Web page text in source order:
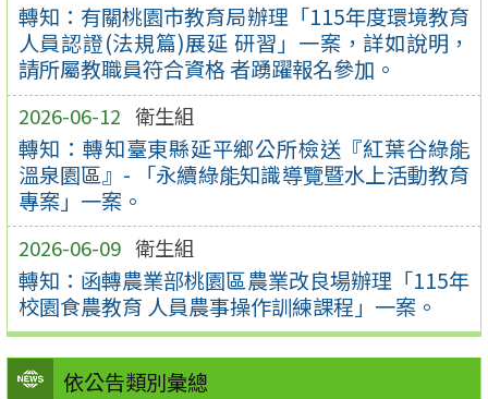
轉知：有關桃園市教育局辦理「115年度環境教育
人員認證(法規篇)展延 研習」一案，詳如說明，
請所屬教職員符合資格 者踴躍報名參加。
2026-06-12 衛生組
轉知：轉知臺東縣延平鄉公所檢送『紅葉谷綠能
溫泉園區』- 「永續綠能知識導覽暨水上活動教育
專案」一案。
2026-06-09 衛生組
轉知：函轉農業部桃園區農業改良場辦理「115年
校園食農教育 人員農事操作訓練課程」一案。
依公告類別彙總